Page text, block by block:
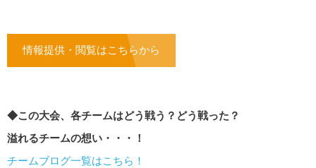
情報提供・閲覧はこちらから
◆この大会、各チームはどう戦う？どう戦った？
溢れるチームの想い・・・！
チームブログ一覧はこちら！